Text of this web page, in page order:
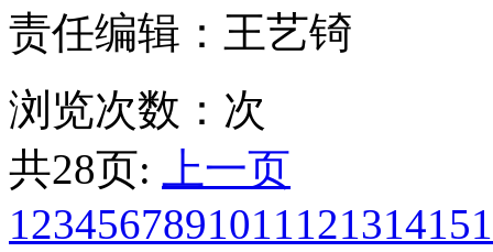
责任编辑：王艺锜
浏览次数： 次
共28页:
上一页
123456789101112131415